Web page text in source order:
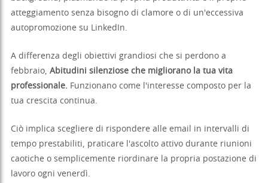
atteggiamento senza bisogno di clamore o di un'eccessiva
autopromozione su LinkedIn.
A differenza degli obiettivi grandiosi che si perdono a
febbraio, Abitudini silenziose che migliorano la tua vita
professionale. Funzionano come l'interesse composto per la
tua crescita continua.
Ciò implica scegliere di rispondere alle email in intervalli di
tempo prestabiliti, praticare l'ascolto attivo durante riunioni
caotiche o semplicemente riordinare la propria postazione di
lavoro ogni venerdì.